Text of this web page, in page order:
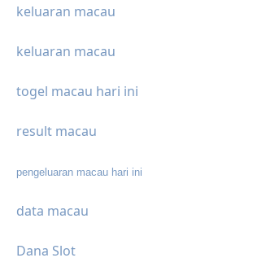
keluaran macau
keluaran macau
togel macau hari ini
result macau
pengeluaran macau hari ini
data macau
Dana Slot